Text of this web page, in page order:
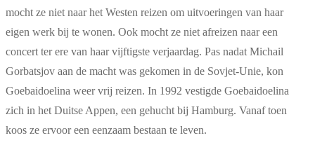
mocht ze niet naar het Westen reizen om uitvoeringen van haar
eigen werk bij te wonen. Ook mocht ze niet afreizen naar een
concert ter ere van haar vijftigste verjaardag. Pas nadat Michail
Gorbatsjov aan de macht was gekomen in de Sovjet-Unie, kon
Goebaidoelina weer vrij reizen. In 1992 vestigde Goebaidoelina
zich in het Duitse Appen, een gehucht bij Hamburg. Vanaf toen
koos ze ervoor een eenzaam bestaan te leven.